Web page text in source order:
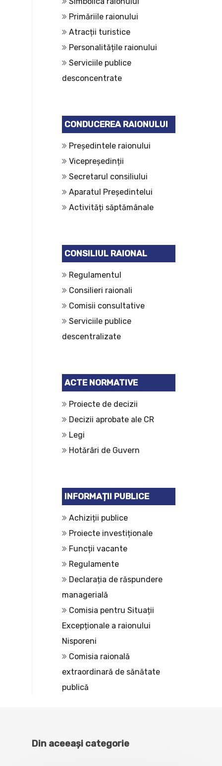
Primăriile raionului
Atracții turistice
Personalitățile raionului
Serviciile publice
desconcentrate
CONDUCEREA RAIONULUI
Președintele raionului
Vicepreședinții
Secretarul consiliului
Aparatul Președintelui
Activități săptămânale
CONSILIUL RAIONAL
Regulamentul
Consilieri raionali
Comisii consultative
Serviciile publice
descentralizate
ACTE NORMATIVE
Proiecte de decizii
Decizii aprobate ale CR
Legi
Hotărâri de Guvern
INFORMAȚII PUBLICE
Achiziții publice
Proiecte investiționale
Funcții vacante
Regulamente
Declarația de răspundere
managerială
Comisia pentru Situații
Excepționale a raionului
Nisporeni
Comisia raională
extraordinară de sănătate
publică
Din aceeași categorie